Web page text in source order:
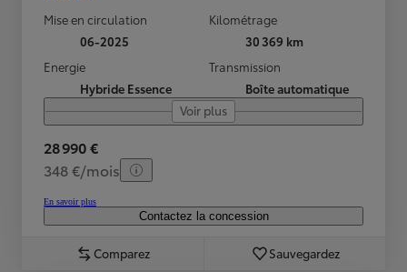
Mise en circulation
06-2025
Kilométrage
30 369 km
Energie
Hybride Essence
Transmission
Boîte automatique
Voir plus
28 990 €
348 €/mois
En savoir plus
Contactez la concession
Comparez Sauvegardez